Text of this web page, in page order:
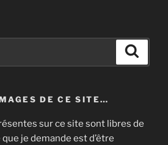
DE CE SITE…
sur ce site sont libres de
je demande est d’être